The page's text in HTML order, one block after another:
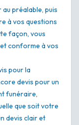
préalable, puis
à vos questions
façon, vous
conforme à vos
pour la
devis pour un
funéraire,
que soit votre
devis clair et